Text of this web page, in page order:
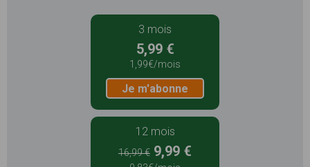
3 mois
5,99 €
1,99€/mois
Je m'abonne
12 mois
16,99 € 9,99 €